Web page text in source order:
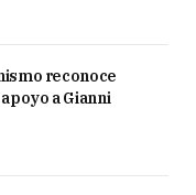
reconoce
a Gianni